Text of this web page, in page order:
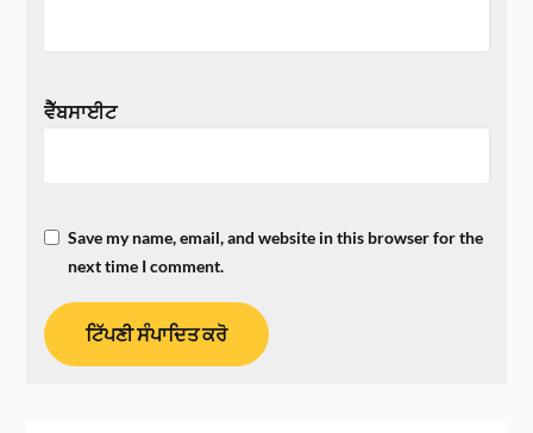
ਵੈੱਬਸਾਈਟ
Save my name, email, and website in this browser for the
next time I comment.